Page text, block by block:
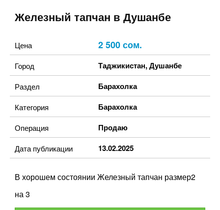
Железный тапчан в Душанбе
Цена 2 500 сом.
Город Таджикистан,Душанбе
Раздел Барахолка
Категория Барахолка
Операция Продаю
Дата публикации 13.02.2025
В хорошем состоянии Железный тапчан размер2
на 3